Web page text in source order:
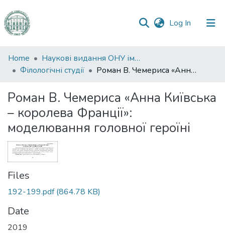
Log In (current)
Communities
&
All of DSpace
Statistics
Home
Наукові видання ОНУ імені І. І. Мечникова
Філологічні студії
Роман В. Чемериса «Анна Київська – королева Франції»: моделювання головної героїні
Роман В. Чемериса «Анна Київська
– королева Франції»:
моделювання головної героїні
Files
192-199.pdf(864.78 KB)
Date
2019